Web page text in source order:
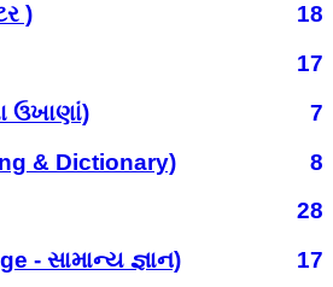
)
18
17
ઉખાણાં)
7
& Dictionary)
8
28
- સામાન્ય જ્ઞાન)
17